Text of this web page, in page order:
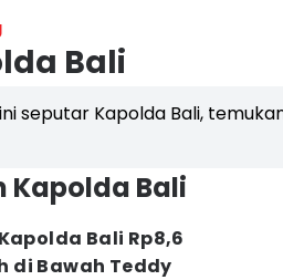
Bali
seputar Kapolda Bali,
Kapolda Bali
Bali Rp8,6
di Bawah Teddy